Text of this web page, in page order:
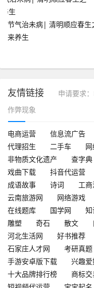
节气治未病| 清明顺应春生
来养生
友情链接
申请要求
作弊现象
电商运营 信息流广告
代理招生
二手车
非物质文化遗产
查字典
戏曲下载
抖音代运营
成语故事
诗词 工
云南旅游网
网络游戏
在线题库
国学网 知
雕塑
奇石 散文
河北生活网
好书推荐
石家庄人才网
考研真题
手游安卓版下载
兴趣
十大品牌排行榜
商标交